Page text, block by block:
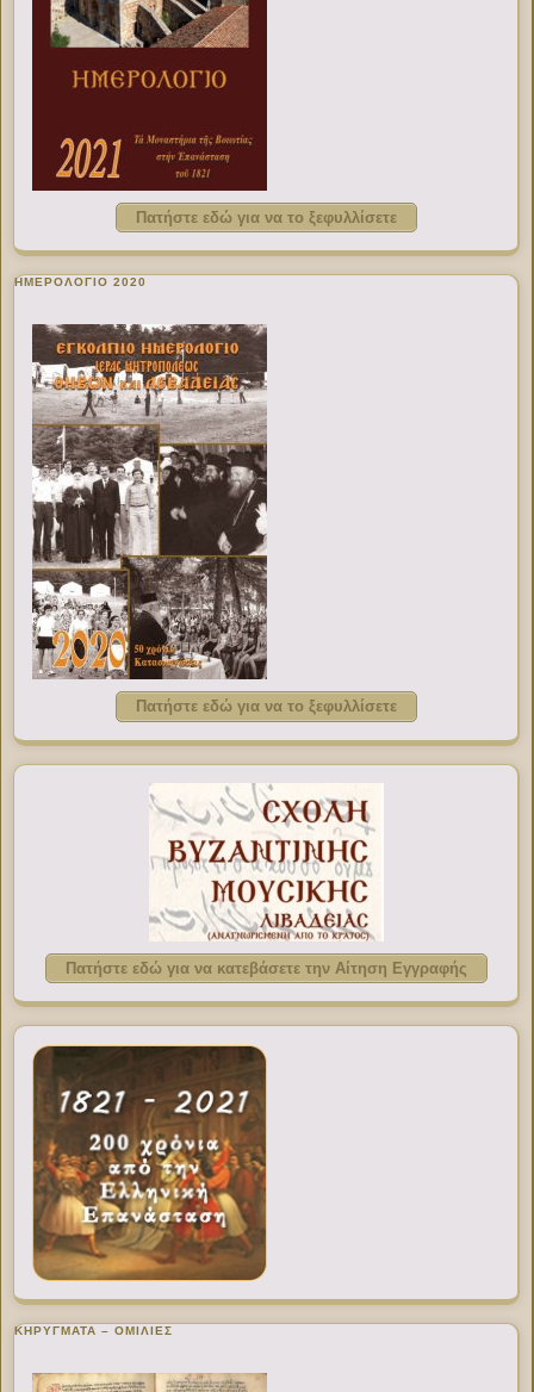
Πατήστε εδώ για να το ξεφυλλίσετε
ΗΜΕΡΟΛΟΓΙΟ 2020
Πατήστε εδώ για να το ξεφυλλίσετε
Πατήστε εδώ για να κατεβάσετε την Αίτηση Εγγραφής
ΚΗΡΥΓΜΑΤΑ – ΟΜΙΛΙΕΣ